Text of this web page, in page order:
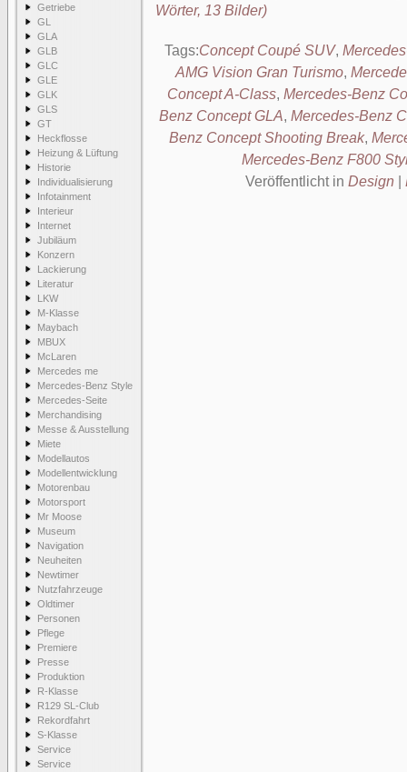
Getriebe
GL
GLA
GLB
GLC
GLE
GLK
GLS
GT
Heckflosse
Heizung & Lüftung
Historie
Individualisierung
Infotainment
Interieur
Internet
Jubiläum
Konzern
Lackierung
Literatur
LKW
M-Klasse
Maybach
MBUX
McLaren
Mercedes me
Mercedes-Benz Style
Mercedes-Seite
Merchandising
Messe & Ausstellung
Miete
Modellautos
Modellentwicklung
Motorenbau
Motorsport
Mr Moose
Museum
Navigation
Neuheiten
Newtimer
Nutzfahrzeuge
Oldtimer
Personen
Pflege
Premiere
Presse
Produktion
R-Klasse
R129 SL-Club
Rekordfahrt
S-Klasse
Service
Service
Wörter, 13 Bilder)
Tags:Concept Coupé SUV,
AMG Vision Gran Turismo,
Concept A-Class, Mercedes-Benz
Benz Concept GLA, Mercedes-Benz
Benz Concept Shooting Break,
Mercedes-Benz F800
Veröffentlicht in Design